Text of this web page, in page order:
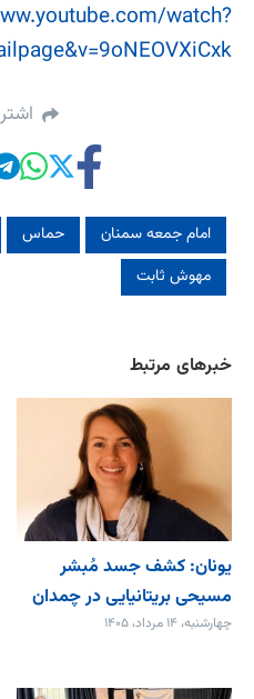
watch?
امام جمعه سمنان حماس
مهوش ثابت
خبرهای مرتبط
یونان: کشف جسد مُبشر
مسیحی بریتانیایی در چمدان
چهارشنبه، ۱۴ مرداد، ۱۴۰۵